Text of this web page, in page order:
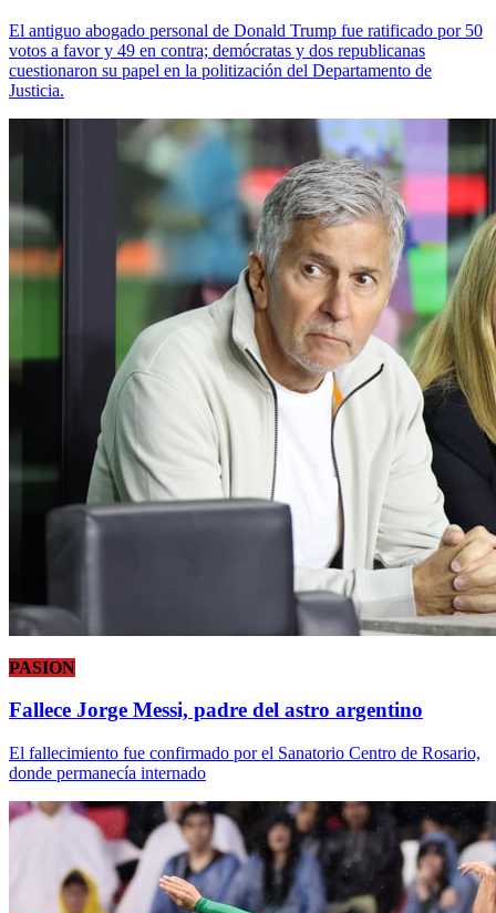
El antiguo abogado personal de Donald Trump fue ratificado por 50
votos a favor y 49 en contra; demócratas y dos republicanas
cuestionaron su papel en la politización del Departamento de
Justicia.
PASION
Fallece Jorge Messi, padre del astro argentino
El fallecimiento fue confirmado por el Sanatorio Centro de Rosario,
donde permanecía internado